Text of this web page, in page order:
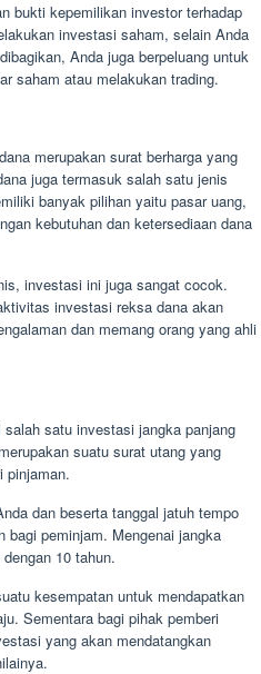
bukti kepemilikan investor terhadap
investasi saham, selain Anda
Anda juga berpeluang untuk
saham atau melakukan trading.
merupakan surat berharga yang
juga termasuk salah satu jenis
banyak pilihan yaitu pasar uang,
kebutuhan dan ketersediaan dana
investasi ini juga sangat cocok.
investasi reksa dana akan
dan memang orang yang ahli
satu investasi jangka panjang
suatu surat utang yang
pinjaman.
dan beserta tanggal jatuh tempo
bagi peminjam. Mengenai jangka
10 tahun.
kesempatan untuk mendapatkan
Sementara bagi pihak pemberi
yang akan mendatangkan